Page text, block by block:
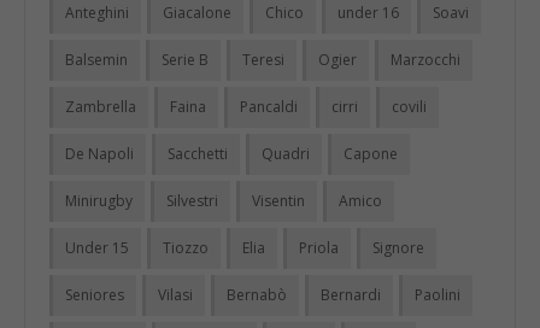
Anteghini Giacalone Chico under 16 Soavi
Balsemin Serie B Teresi Ogier Marzocchi
Zambrella Faina Pancaldi cirri covili
De Napoli Sacchetti Quadri Capone
Minirugby Silvestri Visentin Amico
Under 15 Tiozzo Elia Priola Signore
Seniores Vilasi Bernabò Bernardi Paolini